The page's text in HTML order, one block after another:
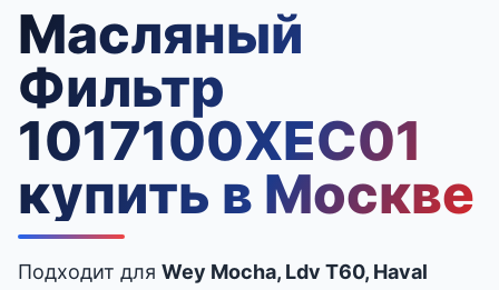
Масляный
Фильтр
1017100XEC01
купить в Москве
Подходит для Wey Mocha, Ldv T60, Haval